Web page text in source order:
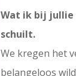
Wat ik bij jullie
schuilt.
We kregen het
belangeloos